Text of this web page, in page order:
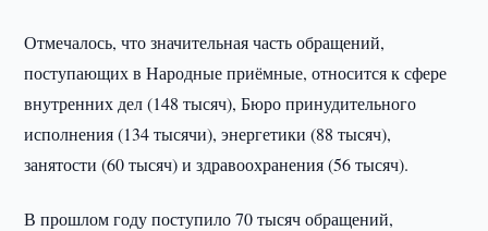
Отмечалось, что значительная часть обращений,
поступающих в Народные приёмные, относится к сфере
внутренних дел (148 тысяч), Бюро принудительного
исполнения (134 тысячи), энергетики (88 тысяч),
занятости (60 тысяч) и здравоохранения (56 тысяч).
В прошлом году поступило 70 тысяч обращений,